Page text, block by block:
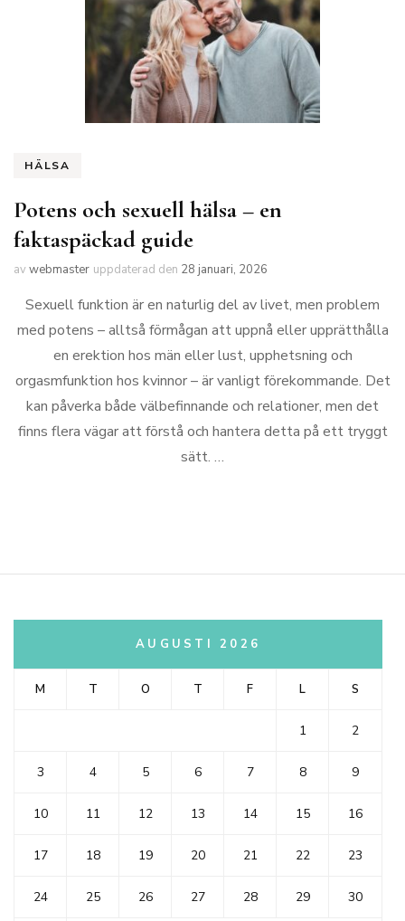
HÄLSA
Potens och sexuell hälsa – en
faktaspäckad guide
avwebmaster uppdaterad den 28 januari, 2026
Sexuell funktion är en naturlig del av livet, men problem
med potens – alltså förmågan att uppnå eller upprätthålla
en erektion hos män eller lust, upphetsning och
orgasmfunktion hos kvinnor – är vanligt förekommande. Det
kan påverka både välbefinnande och relationer, men det
finns flera vägar att förstå och hantera detta på ett tryggt
sätt. …
AUGUSTI 2026
M T O T F L S
1 2
3 4 5 6 7 8 9
10 11 12 13 14 15 16
17 18 19 20 21 22 23
24 25 26 27 28 29 30